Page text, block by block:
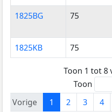
1825BG 75
1825KB 75
Toon 1 tot 8
Toon
Vorige
1 2 3 4